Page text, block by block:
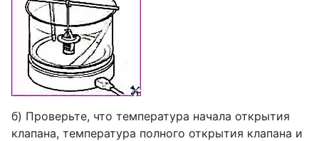
б) Проверьте, что температура начала открытия
клапана, температура полного открытия клапана и